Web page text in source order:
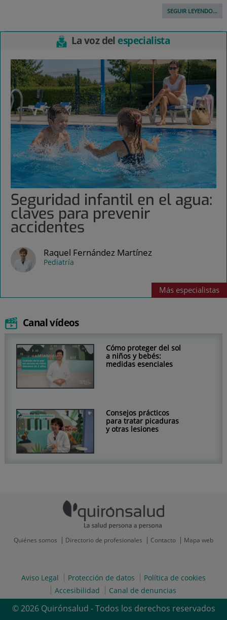
SEGUIR LEYENDO...
La voz del especialista
Seguridad infantil en el agua:
claves para prevenir
accidentes
Raquel Fernández Martínez
Pediatría
Más especialistas
Canal vídeos
Cómo proteger del sol
a niños y bebés:
medidas esenciales
Consejos prácticos
para tratar picaduras
y otras lesiones
Quiénes somos Directorio de profesionales Contacto Mapa web
Aviso Legal Protección de datos
Política de cookies
Accesibilidad
Canal de denuncias
© 2026 Quirónsalud - Todos los derechos reservados